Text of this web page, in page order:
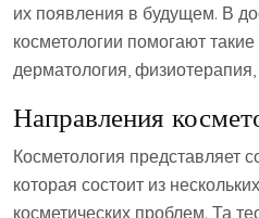
их появления в будущем. В
косметологии помогают
дерматология,
Направления
Косметология представляет
которая состоит из
косметических проблем. Та